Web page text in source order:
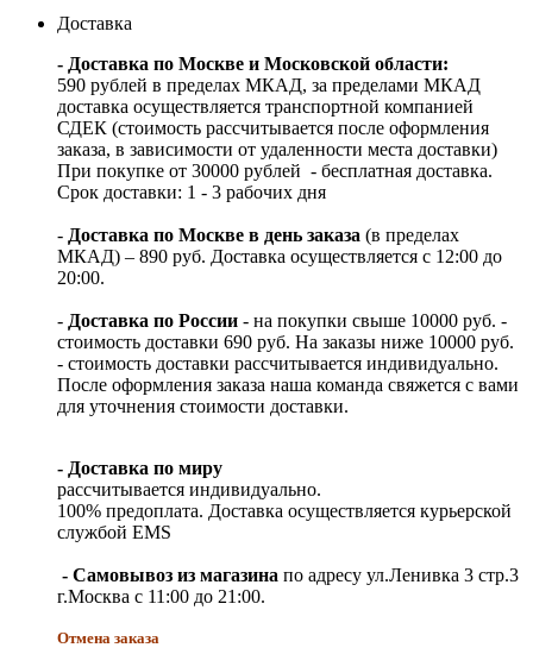
Доставка
- Доставка по Москве и Московской области:
590 рублей в пределах МКАД, за пределами МКАД
доставка осуществляется транспортной компанией
СДЕК (стоимость рассчитывается после оформления
заказа, в зависимости от удаленности места доставки)
При покупке от 30000 рублей - бесплатная доставка.
Срок доставки: 1 - 3 рабочих дня
- Доставка по Москве в день заказа (в пределах
МКАД) – 890 руб. Доставка осуществляется с 12:00 до
20:00.
- Доставка по России - на покупки свыше 10000 руб. -
стоимость доставки 690 руб. На заказы ниже 10000 руб.
- стоимость доставки рассчитывается индивидуально.
После оформления заказа наша команда свяжется с вами
для уточнения стоимости доставки.
- Доставка по миру
рассчитывается индивидуально.
100% предоплата. Доставка осуществляется курьерской
службой EMS
- Самовывоз из магазина по адресу ул.Ленивка 3 стр.3
г.Москва с 11:00 до 21:00.
Отмена заказа